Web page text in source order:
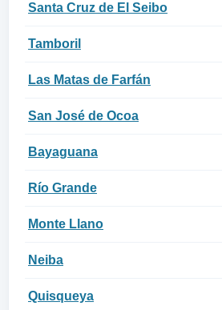
Santa Cruz de El Seibo
Tamboril
Las Matas de Farfán
San José de Ocoa
Bayaguana
Río Grande
Monte Llano
Neiba
Quisqueya